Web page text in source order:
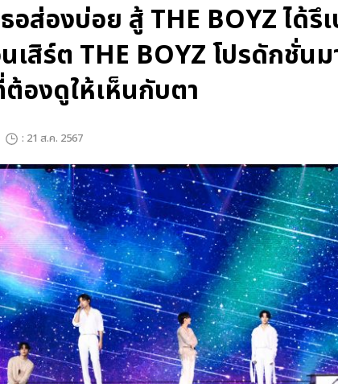
อส่องบ่อย สู้ THE BOYZ ได้รึ
เสิร์ต THE BOYZ โปรดักชั่น
องดูให้เห็นกับตา
: 21 ส.ค. 2567